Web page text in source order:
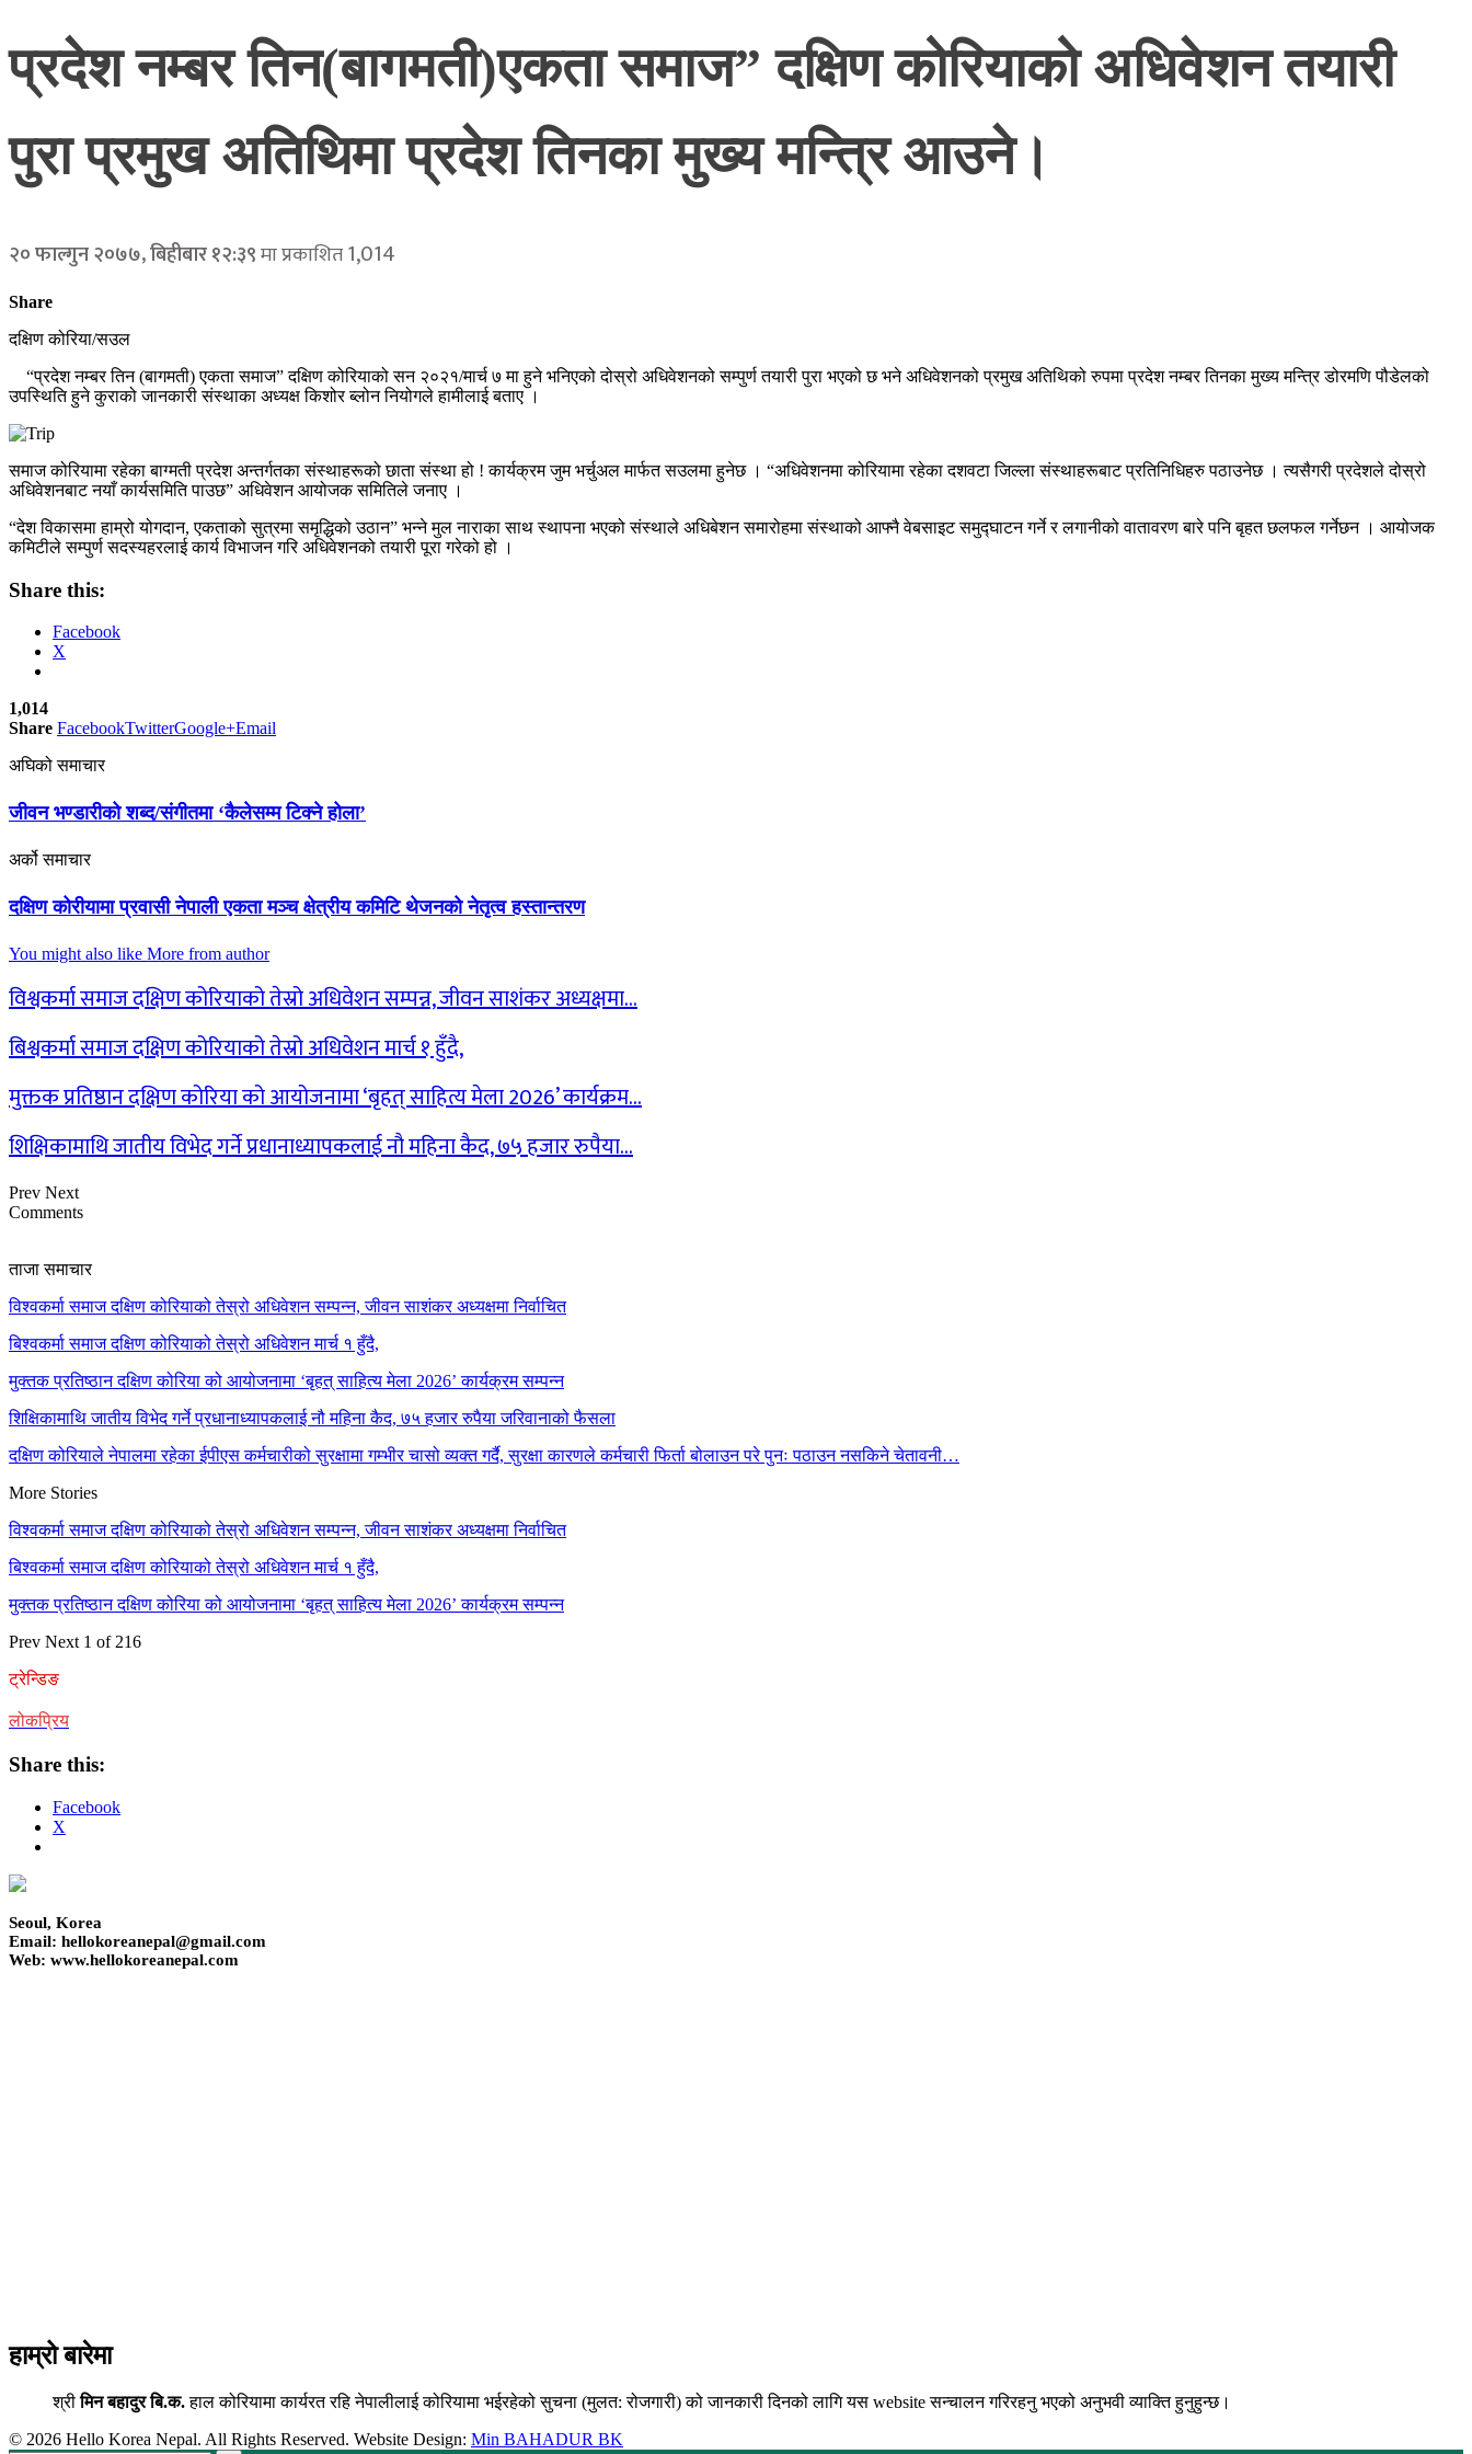
प्रदेश नम्बर तिन(बागमती)एकता समाज” दक्षिण कोरियाको अधिवेशन तयारी
पुरा प्रमुख अतिथिमा प्रदेश तिनका मुख्य मन्त्रि आउने।
२० फाल्गुन २०७७, बिहीबार १२:३९मा प्रकाशित1,014
Share
दक्षिण कोरिया/सउल
“प्रदेश नम्बर तिन (बागमती) एकता समाज” दक्षिण कोरियाको सन २०२१/मार्च ७ मा हुने भनिएको दोस्रो अधिवेशनको सम्पुर्ण तयारी पुरा भएको छ भने अधिवेशनको प्रमुख अतिथिको रुपमा प्रदेश नम्बर तिनका मुख्य मन्त्रि डोरमणि पौडेलको
उपस्थिति हुने कुराको जानकारी संस्थाका अध्यक्ष किशोर ब्लोन नियोगले हामीलाई बताए ।
समाज कोरियामा रहेका बाग्मती प्रदेश अन्तर्गतका संस्थाहरूको छाता संस्था हो ! कार्यक्रम जुम भर्चुअल मार्फत सउलमा हुनेछ । “अधिवेशनमा कोरियामा रहेका दशवटा जिल्ला संस्थाहरूबाट प्रतिनिधिहरु पठाउनेछ । त्यसैगरी प्रदेशले दोस्रो
अधिवेशनबाट नयाँ कार्यसमिति पाउछ” अधिवेशन आयोजक समितिले जनाए ।
“देश विकासमा हाम्रो योगदान, एकताको सुत्रमा समृद्धिको उठान” भन्ने मुल नाराका साथ स्थापना भएको संस्थाले अधिबेशन समारोहमा संस्थाको आफ्नै वेबसाइट समुद्घाटन गर्ने र लगानीको वातावरण बारे पनि बृहत छलफल गर्नेछन । आयोजक
कमिटीले सम्पुर्ण सदस्यहरलाई कार्य विभाजन गरि अधिवेशनको तयारी पूरा गरेको हो ।
Share this:
Facebook
X
1,014
Share FacebookTwitterGoogle+Email
अघिको समाचार
जीवन भण्डारीको शब्द/संगीतमा ‘कैलेसम्म टिक्ने होला’
अर्को समाचार
दक्षिण कोरीयामा प्रवासी नेपाली एकता मञ्च क्षेत्रीय कमिटि थेजनको नेतृत्व हस्तान्तरण
You might also like More from author
विश्वकर्मा समाज दक्षिण कोरियाको तेस्रो अधिवेशन सम्पन्न, जीवन साशंकर अध्यक्षमा…
बिश्वकर्मा समाज दक्षिण कोरियाको तेस्रो अधिवेशन मार्च १ हुँदै,
मुक्तक प्रतिष्ठान दक्षिण कोरिया को आयोजनामा ‘बृहत् साहित्य मेला 2026’ कार्यक्रम…
शिक्षिकामाथि जातीय विभेद गर्ने प्रधानाध्यापकलाई नौ महिना कैद, ७५ हजार रुपैया…
Prev Next
Comments
ताजा समाचार
विश्वकर्मा समाज दक्षिण कोरियाको तेस्रो अधिवेशन सम्पन्न, जीवन साशंकर अध्यक्षमा निर्वाचित
बिश्वकर्मा समाज दक्षिण कोरियाको तेस्रो अधिवेशन मार्च १ हुँदै,
मुक्तक प्रतिष्ठान दक्षिण कोरिया को आयोजनामा ‘बृहत् साहित्य मेला 2026’ कार्यक्रम सम्पन्न
शिक्षिकामाथि जातीय विभेद गर्ने प्रधानाध्यापकलाई नौ महिना कैद, ७५ हजार रुपैया जरिवानाको फैसला
दक्षिण कोरियाले नेपालमा रहेका ईपीएस कर्मचारीको सुरक्षामा गम्भीर चासो व्यक्त गर्दै, सुरक्षा कारणले कर्मचारी फिर्ता बोलाउन परे पुनः पठाउन नसकिने चेतावनी…
More Stories
विश्वकर्मा समाज दक्षिण कोरियाको तेस्रो अधिवेशन सम्पन्न, जीवन साशंकर अध्यक्षमा निर्वाचित
बिश्वकर्मा समाज दक्षिण कोरियाको तेस्रो अधिवेशन मार्च १ हुँदै,
मुक्तक प्रतिष्ठान दक्षिण कोरिया को आयोजनामा ‘बृहत् साहित्य मेला 2026’ कार्यक्रम सम्पन्न
Prev Next 1 of 216
ट्रेन्डिङ
लोकप्रिय
Share this:
Facebook
X
Seoul, Korea
Email: hellokoreanepal@gmail.com
Web: www.hellokoreanepal.com
हाम्रो बारेमा
श्रीमिन बहादुर बि.क.हाल कोरियामा कार्यरत रहि नेपालीलाई कोरियामा भईरहेको सुचना (मुलत: रोजगारी) को जानकारी दिनको लागि यस website सन्चालन गरिरहनु भएको अनुभवी व्याक्ति हुनुहुन्छ।
© 2026 Hello Korea Nepal. All Rights Reserved. Website Design: Min BAHADUR BK